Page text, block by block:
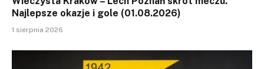
Najlepsze okazje i gole (01.08.2026)
1 sierpnia 2026